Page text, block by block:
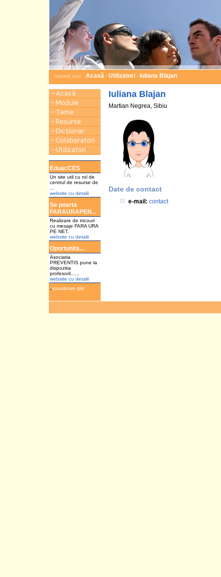
Sunteţi aici:Acasă >Utilizatori > Iuliana Blajan
EduacCES
Un site util cu rol de
centrul de resurse de
website cu detalii
Se poarta
FARAURAPEN...
Realizare de tricouri
cu mesaje FARA URA
PE NET.
website cu detalii
Oportunita...
Asociatia
PREVENTIS pune la
dispozitia
profesoril......
website cu detalii
.vizualizare ştiri
Iuliana Blajan
Martian Negrea, Sibiu
Date de contact
e-mail: contact